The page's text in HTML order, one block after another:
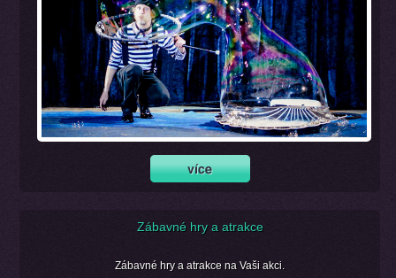
Zábavné hry a atrakce
Zábavné hry a atrakce na Vaši akci.